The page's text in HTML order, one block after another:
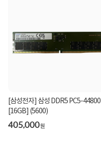
[삼성전자] 삼성 DDR5 PC5-44800
[16GB] (5600)
405,000원